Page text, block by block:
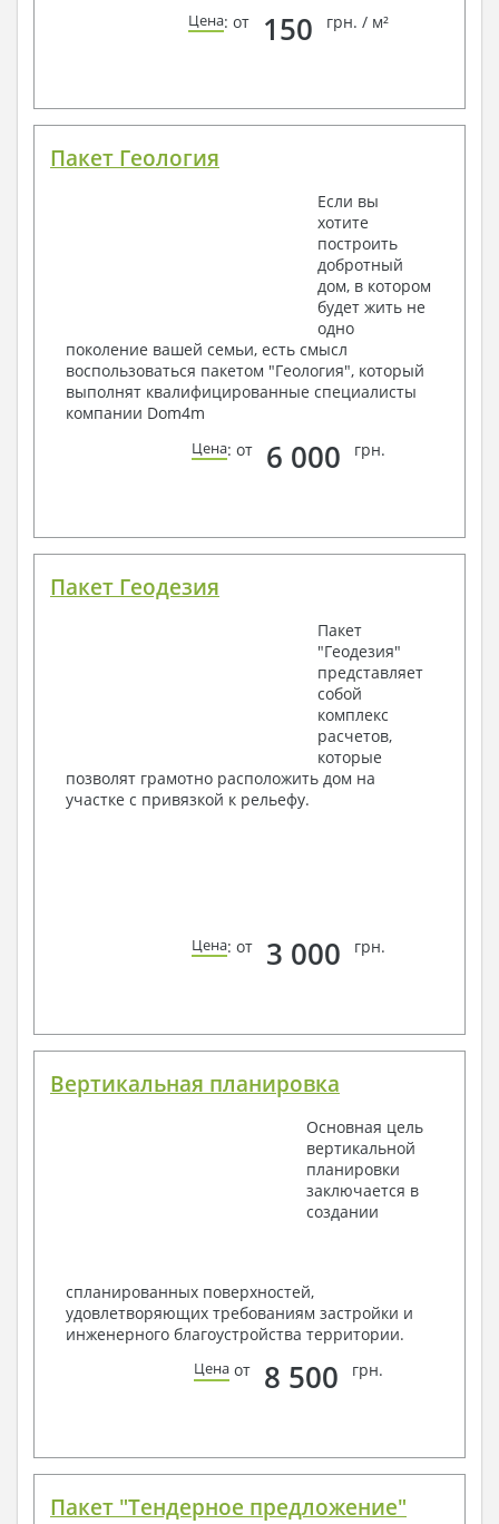
Цена: от 150 грн. / м²
Пакет Геология
Если вы
хотите
построить
добротный
дом, в котором
будет жить не
одно
поколение вашей семьи, есть смысл
воспользоваться пакетом "Геология", который
выполнят квалифицированные специалисты
компании Dom4m
Цена: от 6 000 грн.
Пакет Геодезия
Пакет
"Геодезия"
представляет
собой
комплекс
расчетов,
которые
позволят грамотно расположить дом на
участке с привязкой к рельефу.
Цена: от 3 000 грн.
Вертикальная планировка
Основная цель
вертикальной
планировки
заключается в
создании
спланированных поверхностей,
удовлетворяющих требованиям застройки и
инженерного благоустройства территории.
Цена от 8 500 грн.
Пакет "Тендерное предложение"